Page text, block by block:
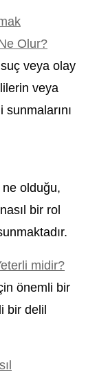
Olur?
veya olay
veya
ne olduğu,
bir rol
midir?
önemli bir
bir delil